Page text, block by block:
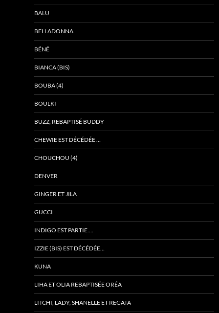
BALU
BELLADONNA
BÉNÉ
BIANCA (BIS)
BOUBA (4)
BOULKI
BUZZ, REBAPTISÉ BUDDY
CHEWIE EST DÉCÉDÉE …
CHOUCHOU (4)
DENVER
GINGER ET JILA
GUCCI
INDIGO EST PARTIE….
IZZIE (BIS) EST DÉCÉDÉE…
KUNA
LIHA ET OLIA REBAPTISÉE ORÉA
LITCHI, LADY, SHANELLE ET REGATA